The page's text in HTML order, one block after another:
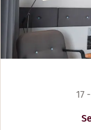
17
Golfbane (0-